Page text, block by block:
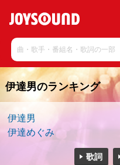
伊達男のランキング
伊達男
伊達めぐみ
歌詞